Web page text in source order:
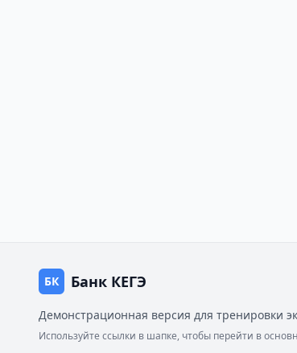
БК Банк КЕГЭ
Демонстрационная версия для тренировки
Используйте ссылки в шапке, чтобы перейти в